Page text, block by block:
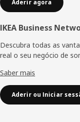
Aderir agora
IKEA Business
Descubra todas as
real o seu negócio de
Saber mais
Aderir ou Iniciar